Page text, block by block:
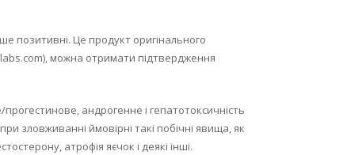
позитивні. Це продукт оригінального
можна отримати підтвердження
андрогенне і гепатотоксичність
зловживанні ймовірні такі побічні явища, як
атрофія яєчок і деякі інші.